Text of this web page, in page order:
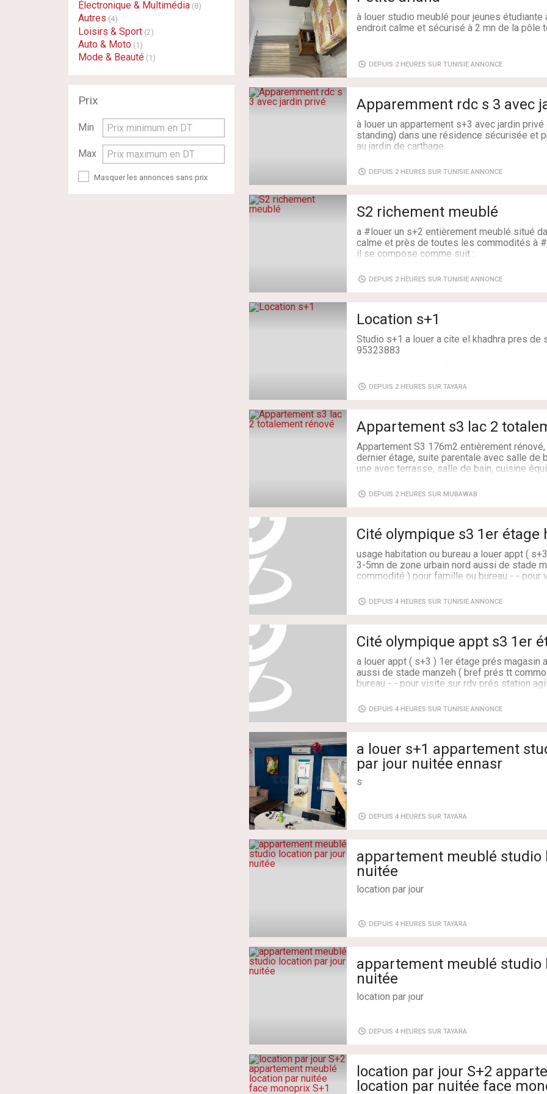
Loyer : 1 400 DT/mois
Type de bien: Appartement
Étage du bien: 1er
Caractéristiques: 75 m², 1 Pièce, 1 Ch., 1
à louer studio meublé pour jeunes étudiante
endroit calme et sécurisé à 2 mn de la pôle
Surface: 45 m²
DEPUIS 2 HEURES SUR TUNISIE ANNONCE
Apparemment rdc s 3 avec
à louer un appartement s+3 avec jardin
standing) dans une résidence sécurisée et
au jardin de carthage.
Adresse: rue de carthage, résidence
Surface: 145 m²
DEPUIS 2 HEURES SUR TUNISIE ANNONCE
S2 richement meublé
a #louer un s+2 entièrement meublé situé
calme et près de toutes les commodités à
il se compose comme suit :
*cuisine équipée et agencée et avec séchoir
*2 chambres à coucher avec dressing
* une place de parking sous-sol
pour plus d'informations et de photos
facebook l'intégrale immo ou contactez le
DEPUIS 2 HEURES SUR TUNISIE ANNONCE
Location s+1
Studio s+1 a louer a cite el khadhra pres de
95323883
Superficie: 50 m²
Salles de bains: 1
DEPUIS 2 HEURES SUR TAYARA
Appartement s3 lac 2
Appartement S3 176m2 entièrement
dernier étage, suite parentale avec salle de
une avec terrasse, salle de bain, cuisine
central et climatisation. Résidence gardée
surveillance. Peinture de la résidence
Type de bien: Appartement
Etat: Jamais habité / rénové
Étage du bien: 4ème
Orientation: Nord
Caractéristiques: 177 m², 3 Pièces, 3
DEPUIS 2 HEURES SUR MUBAWAB
usage habitation ou bureau a louer appt (
3-5mn de zone urbain nord aussi de stade
commodité ) pour famille ou bureau - -
Adresse: cite olympique prés tt commodité
DEPUIS 4 HEURES SUR TUNISIE ANNONCE
Cité olympique
a louer appt ( s+3 ) 1er étage prés magasin
aussi de stade manzeh ( bref prés tt
bureau - - pour visite sur rdv prés station
Adresse: cite olympique prés tt commodité
DEPUIS 4 HEURES SUR TUNISIE ANNONCE
a louer s+1 appartement
par jour nuitée ennasr
s
Superficie: 111 m²
DEPUIS 4 HEURES SUR TAYARA
appartement meublé studio
nuitée
location par jour
Superficie: 80 m²
DEPUIS 4 HEURES SUR TAYARA
appartement meublé studio
nuitée
location par jour
Superficie: 80 m²
DEPUIS 4 HEURES SUR TAYARA
location par jour S+2 appartement meublé
location par nuitée face
Électronique & Multimédia (8)
Autres (4)
Loisirs & Sport (2)
Auto & Moto (1)
Mode & Beauté (1)
Prix
Min Prix minimum en DT
Max Prix maximum en DT
Masquer les annonces sans prix